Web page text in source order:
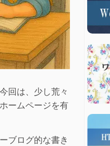
回は、少し荒々
ームページを有
ブログ的な書き